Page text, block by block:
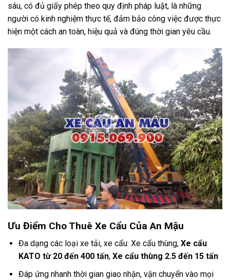
sâu, có đủ giấy phép theo quy định pháp luật, là những
người có kinh nghiệm thực tế, đảm bảo công việc được thực
hiện một cách an toàn, hiệu quả và đúng thời gian yêu cầu.
Ưu Điểm Cho Thuê Xe Cẩu Của An Mậu
Đa dạng các loại xe tải, xe cẩu: Xe cẩu thùng, Xe cẩu
KATO từ 20 đến 400 tấn, Xe cẩu thùng 2.5 đến 15 tấn
Đáp ứng nhanh thời gian giao nhận, vận chuyển vào mọi